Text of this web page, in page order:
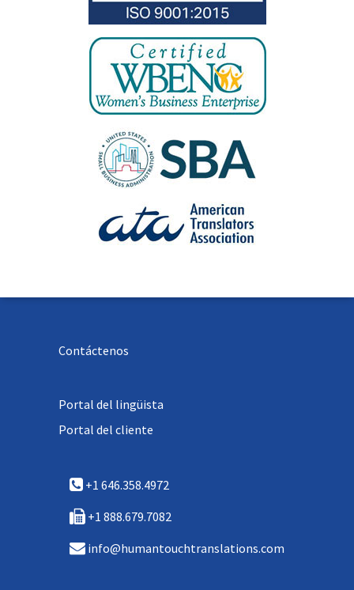
Contáctenos
Portal del lingüista
Portal del cliente
+1 646.358.4972
+1 888.679.7082
info@humantouchtranslations.com